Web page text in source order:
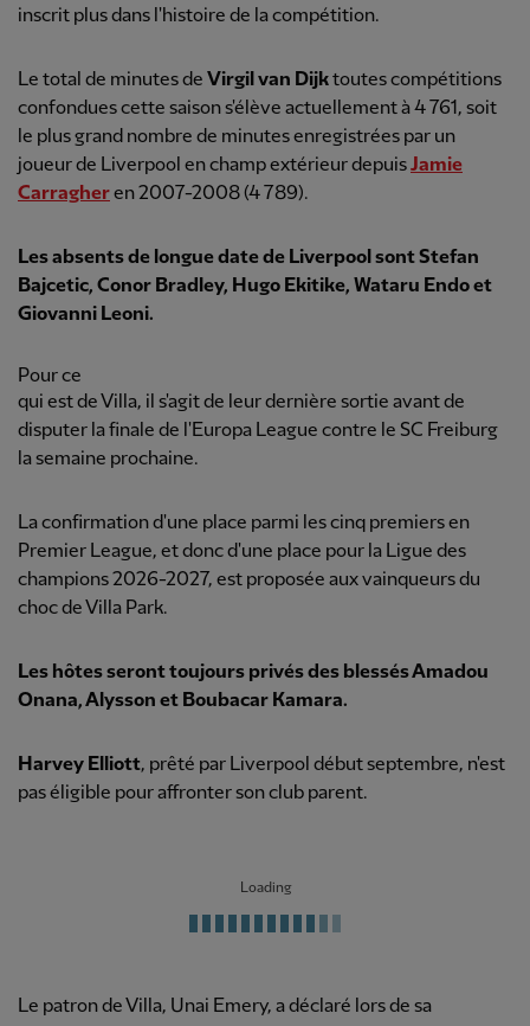
inscrit plus dans l'histoire de la compétition.
Le total de minutes de Virgil van Dijktoutes compétitions
confondues cette saison s'élève actuellement à 4 761, soit
le plus grand nombre de minutes enregistrées par un
joueur de Liverpool en champ extérieur depuisJamie
Carragheren 2007-2008 (4 789).
Les absents de longue date de Liverpool sontStefan
Bajcetic, Conor Bradley, Hugo Ekitike, Wataru Endoet
Giovanni Leoni.
Pour ce
qui est de Villa, il s'agit de leur dernière sortie avant de
disputer la finale de l'Europa League contre le SC Freiburg
la semaine prochaine.
La confirmation d'une place parmi les cinq premiers en
Premier League, et donc d'une place pour la Ligue des
champions 2026-2027, est proposée aux vainqueurs du
choc de Villa Park.
Les hôtes seront toujours privés des blessésAmadou
Onana,Alysson et Boubacar Kamara.
Harvey Elliott, prêté par Liverpool début septembre, n'est
pas éligible pour affronter son club parent.
Loading
Le patron de Villa, Unai Emery, a déclaré lors de sa